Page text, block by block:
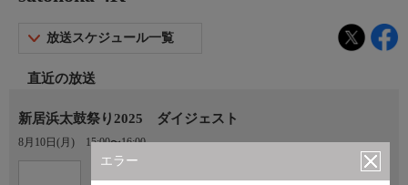
エラー
放送スケジュール一覧
直近の放送
新居浜太鼓祭り2025 ダイジェスト
8月10日(月) 15:00〜16:00